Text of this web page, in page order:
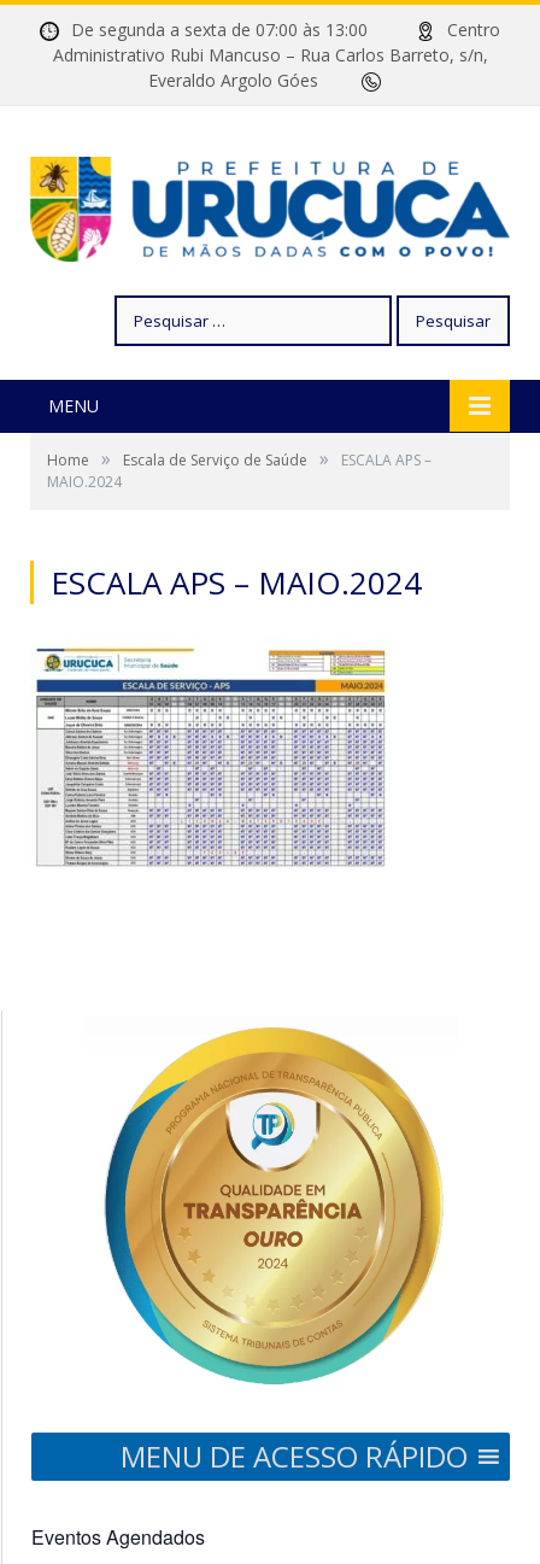
De segunda a sexta de 07:00 às 13:00
Centro
Administrativo Rubi Mancuso – Rua Carlos Barreto, s/n,
Everaldo Argolo Góes
por:
MENU
Home » Escala de Serviço de Saúde »
ESCALA APS –
MAIO.2024
ESCALA APS – MAIO.2024
MENU DE ACESSO RÁPIDO
Eventos Agendados